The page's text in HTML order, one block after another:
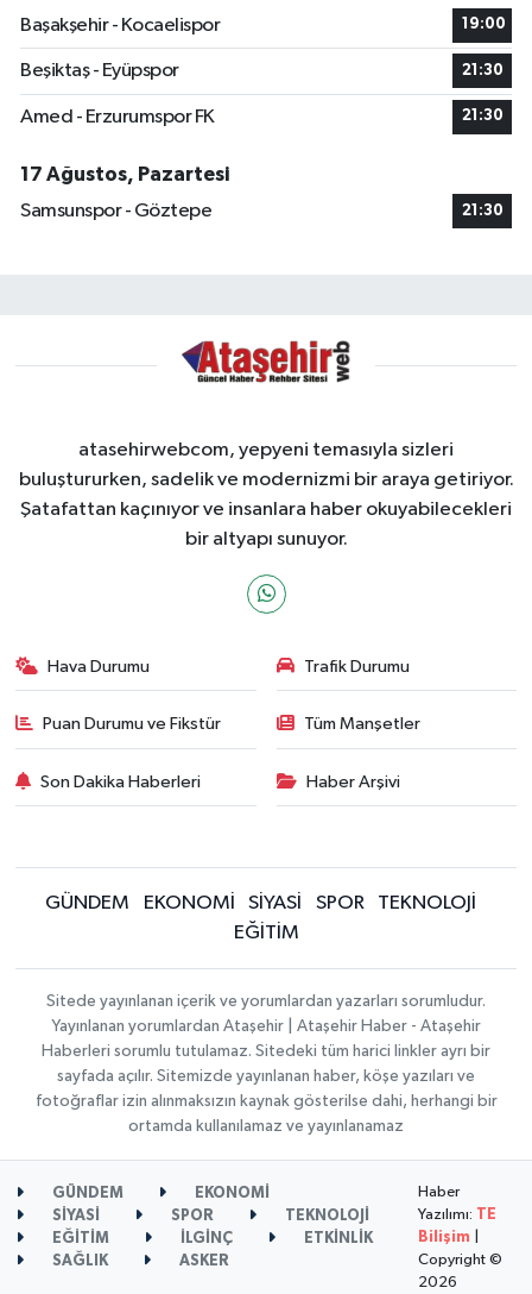
Başakşehir - Kocaelispor
19:00
Beşiktaş - Eyüpspor 21:30
Amed - Erzurumspor FK 21:30
17 Ağustos, Pazartesi
Samsunspor - Göztepe
21:30
atasehirwebcom, yepyeni temasıyla sizleri
buluştururken, sadelik ve modernizmi bir araya getiriyor.
Şatafattan kaçınıyor ve insanlara haber okuyabilecekleri
bir altyapı sunuyor.
Hava Durumu Trafik Durumu
Puan Durumu ve Fikstür Tüm Manşetler
Son Dakika Haberleri Haber Arşivi
GÜNDEM EKONOMİ SİYASİ SPOR
TEKNOLOJİ
EĞİTİM
Sitede yayınlanan içerik ve yorumlardan yazarları sorumludur.
Yayınlanan yorumlardan Ataşehir | Ataşehir Haber - Ataşehir
Haberleri sorumlu tutulamaz. Sitedeki tüm harici linkler ayrı bir
sayfada açılır. Sitemizde yayınlanan haber, köşe yazıları ve
fotoğraflar izin alınmaksızın kaynak gösterilse dahi, herhangi bir
ortamda kullanılamaz ve yayınlanamaz
GÜNDEM
EKONOMİ
SİYASİ
SPOR
TEKNOLOJİ
EĞİTİM
İLGİNÇ
ETKİNLİK
SAĞLIK
ASKER
Haber
Yazılımı: TE
Bilişim
Copyright ©
2026